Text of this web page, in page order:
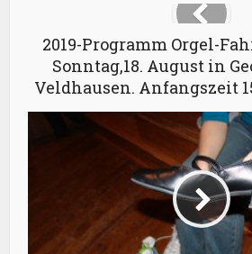
2019-Programm Orgel-
Sonntag,18. August in
Veldhausen. Anfangszeit